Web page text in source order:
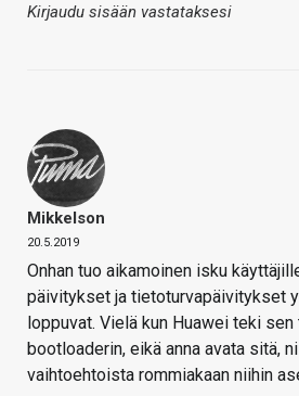
Kirjaudu sisään vastataksesi
Mikkelson
20.5.2019
Onhan tuo aikamoinen isku
päivitykset ja tietoturvapäivitykset
loppuvat. Vielä kun Huawei teki
bootloaderin, eikä anna avata sitä,
vaihtoehtoista rommiakaan niihin